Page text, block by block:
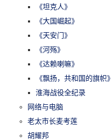
《坦克人》
《大国崛起》
《天安门》
《河殇》
《达赖喇嘛》
《飘扬，共和国的旗帜》
淮海战役全纪录
网络与电脑
老太市长麦考莲
胡耀邦